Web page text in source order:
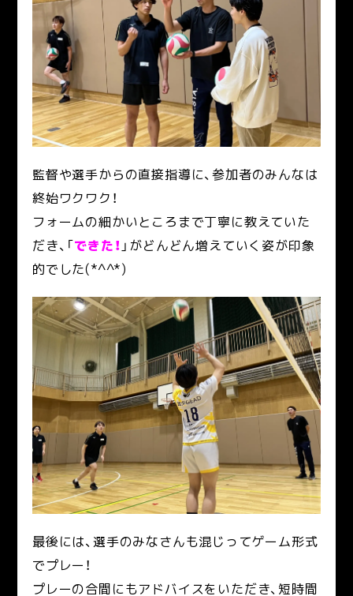
監督や選手からの直接指導に、参加者のみんなは
終始ワクワク！
フォームの細かいところまで丁寧に教えていた
だき、「できた！」がどんどん増えていく姿が印象
的でした(*^^*)
最後には、選手のみなさんも混じってゲーム形式
でプレー！
プレーの合間にもアドバイスをいただき、短時間